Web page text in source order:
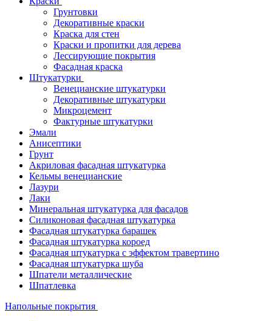
Грунтовки
Декоративные краски
Краска для стен
Краски и пропитки для дерева
Лессирующие покрытия
Фасадная краска
Штукатурки
Венецианские штукатурки
Декоративные штукатурки
Микроцемент
Фактурные штукатурки
Эмали
Анисептики
Грунт
Акриловая фасадная штукатурка
Кельмы венецианские
Лазури
Лаки
Минеральная штукатурка для фасадов
Силиконовая фасадная штукатурка
Фасадная штукатурка барашек
Фасадная штукатурка короед
Фасадная штукатурка с эффектом травертино
Фасадная штукатурка шуба
Шпатели металлические
Шпатлевка
Напольные покрытия